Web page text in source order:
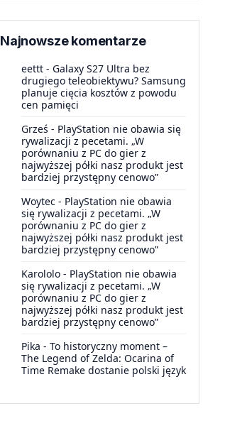
Najnowsze komentarze
eettt - Galaxy S27 Ultra bez
drugiego teleobiektywu? Samsung
planuje cięcia kosztów z powodu
cen pamięci
Grześ - PlayStation nie obawia się
rywalizacji z pecetami. „W
porównaniu z PC do gier z
najwyższej półki nasz produkt jest
bardziej przystępny cenowo”
Woytec - PlayStation nie obawia
się rywalizacji z pecetami. „W
porównaniu z PC do gier z
najwyższej półki nasz produkt jest
bardziej przystępny cenowo”
Karololo - PlayStation nie obawia
się rywalizacji z pecetami. „W
porównaniu z PC do gier z
najwyższej półki nasz produkt jest
bardziej przystępny cenowo”
Pika - To historyczny moment –
The Legend of Zelda: Ocarina of
Time Remake dostanie polski język